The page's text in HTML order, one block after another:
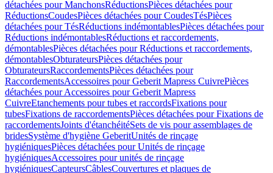
détachées pour ManchonsRéductionsPièces détachées pour
RéductionsCoudesPièces détachées pour CoudesTésPièces
détachées pour TésRéductions indémontablesPièces détachées pour
Réductions indémontablesRéductions et raccordements,
démontablesPièces détachées pour Réductions et raccordements,
démontablesObturateursPièces détachées pour
ObturateursRaccordementsPièces détachées pour
RaccordementsAccessoires pour Geberit Mapress CuivrePièces
détachées pour Accessoires pour Geberit Mapress
CuivreEtanchements pour tubes et raccordsFixations pour
tubesFixations de raccordementsPièces détachées pour Fixations de
raccordementsJoints d'étanchéitéSets de vis pour assemblages de
bridesSystème d'hygiène GeberitUnités de rinçage
hygiéniquesPièces détachées pour Unités de rinçage
hygiéniquesAccessoires pour unités de rinçage
hygiéniquesCapteursCâblesCouvertures et plaques de